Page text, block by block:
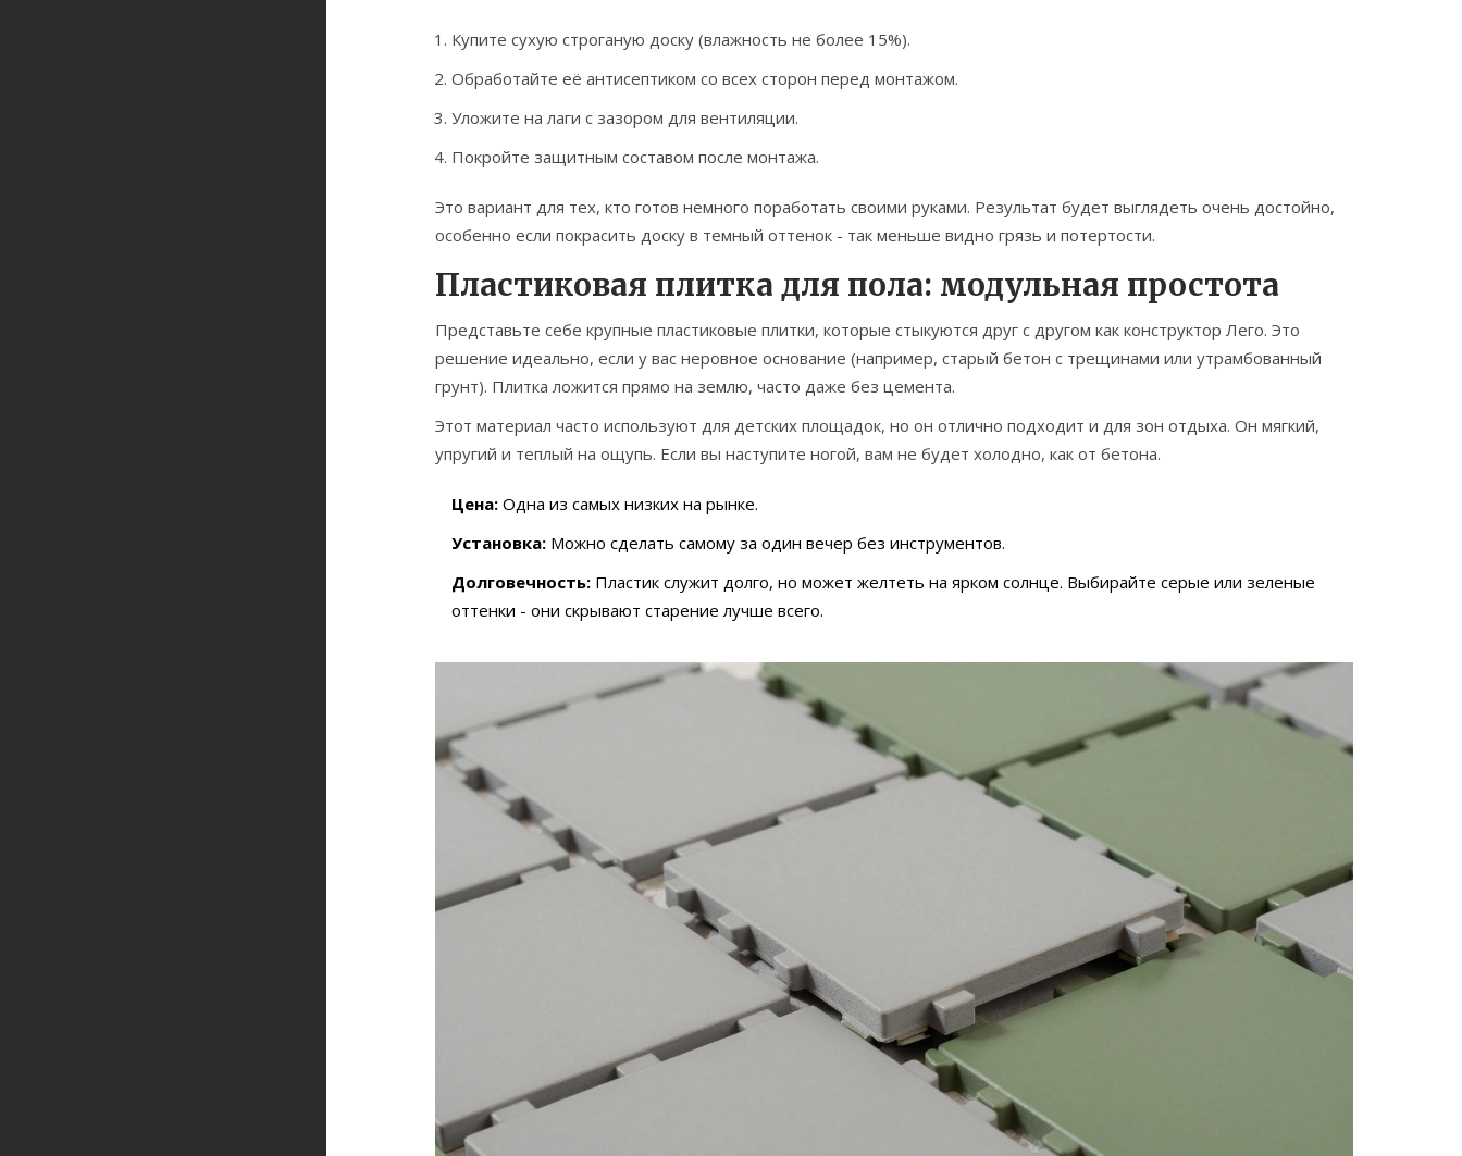
Купите сухую строганую доску (влажность не более 15%).
Обработайте её антисептиком со всех сторон перед монтажом.
Уложите на лаги с зазором для вентиляции.
Покройте защитным составом после монтажа.
Это вариант для тех, кто готов немного поработать своими руками. Результат будет выглядеть очень достойно,
особенно если покрасить доску в темный оттенок - так меньше видно грязь и потертости.
Пластиковая плитка для пола: модульная простота
Представьте себе крупные пластиковые плитки, которые стыкуются друг с другом как конструктор Лего. Это
решение идеально, если у вас неровное основание (например, старый бетон с трещинами или утрамбованный
грунт). Плитка ложится прямо на землю, часто даже без цемента.
Этот материал часто используют для детских площадок, но он отлично подходит и для зон отдыха. Он мягкий,
упругий и теплый на ощупь. Если вы наступите ногой, вам не будет холодно, как от бетона.
Цена: Одна из самых низких на рынке.
Установка: Можно сделать самому за один вечер без инструментов.
Долговечность: Пластик служит долго, но может желтеть на ярком солнце. Выбирайте серые или зеленые
оттенки - они скрывают старение лучше всего.